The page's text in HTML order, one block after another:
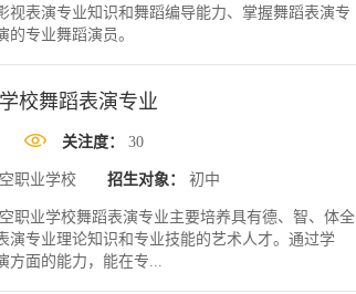
视表演专业知识和舞蹈编导能力、掌握舞蹈表演专
的专业舞蹈演员。
校舞蹈表演专业
关注度： 30
职业学校 招生对象： 初中
职业学校舞蹈表演专业主要培养具有德、智、体全
演专业理论知识和专业技能的艺术人才。通过学
方面的能力，能在专...